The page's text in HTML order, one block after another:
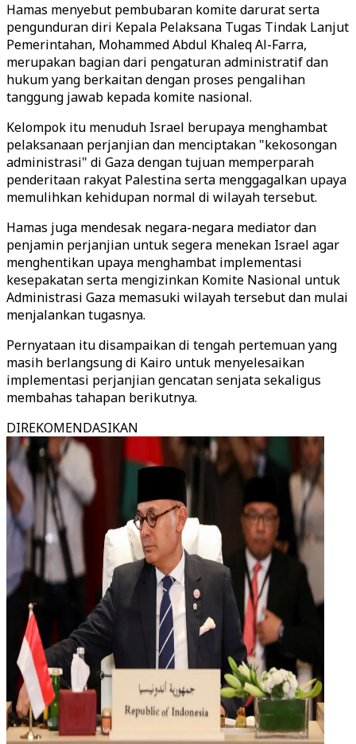
Hamas menyebut pembubaran komite darurat serta
pengunduran diri Kepala Pelaksana Tugas Tindak Lanjut
Pemerintahan, Mohammed Abdul Khaleq Al-Farra,
merupakan bagian dari pengaturan administratif dan
hukum yang berkaitan dengan proses pengalihan
tanggung jawab kepada komite nasional.
Kelompok itu menuduh Israel berupaya menghambat
pelaksanaan perjanjian dan menciptakan "kekosongan
administrasi" di Gaza dengan tujuan memperparah
penderitaan rakyat Palestina serta menggagalkan upaya
memulihkan kehidupan normal di wilayah tersebut.
Hamas juga mendesak negara-negara mediator dan
penjamin perjanjian untuk segera menekan Israel agar
menghentikan upaya menghambat implementasi
kesepakatan serta mengizinkan Komite Nasional untuk
Administrasi Gaza memasuki wilayah tersebut dan mulai
menjalankan tugasnya.
Pernyataan itu disampaikan di tengah pertemuan yang
masih berlangsung di Kairo untuk menyelesaikan
implementasi perjanjian gencatan senjata sekaligus
membahas tahapan berikutnya.
DIREKOMENDASIKAN